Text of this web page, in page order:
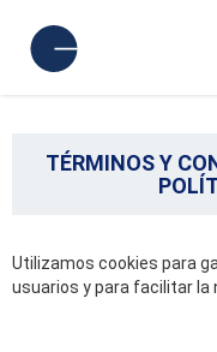
TÉRMINOS Y
Utilizamos cookies para
usuarios y para facilitar la